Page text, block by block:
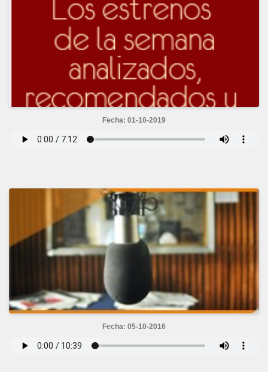
Fecha: 01-10-2019
Fecha: 05-10-2016